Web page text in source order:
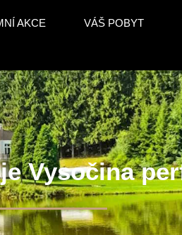
AKCE VÁŠ POBYT
Vysočina